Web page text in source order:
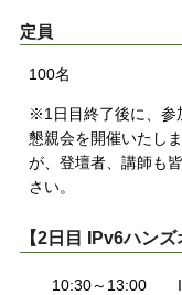
定員
100名
※1日目終了後に、参
懇親会を開催いたし
が、登壇者、講師も
さい。
【2日目 IPv6ハン
10:30～13:00